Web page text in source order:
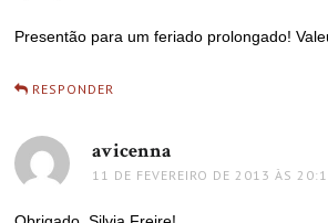
Presentão para um feriado prolongado!
RESPONDER
avicenna
11 DE FEVEREIRO DE 2013 ÀS